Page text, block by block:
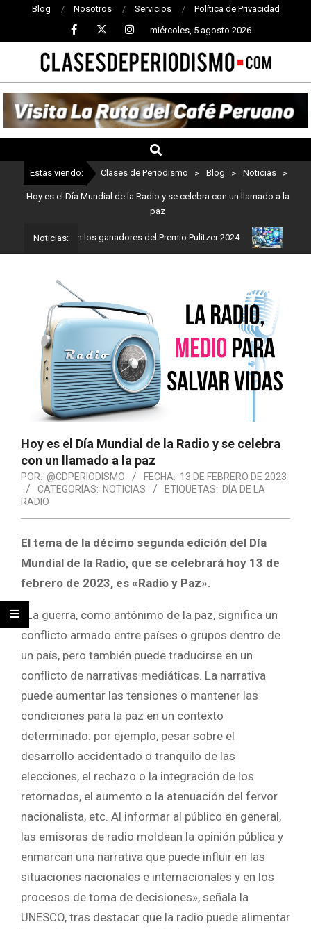
Blog Nosotros Servicios Política de Privacidad
miércoles, 5 agosto 2026
CLASES
DE
PERIODISMO
Estas viendo: Clases de Periodismo > Blog > Noticias >
Hoy es el Día Mundial de la Radio y se celebra con un llamado a la
paz
Noticias:
Estos son los ganadores del Premio Pulitzer 2024 Usuarios
Hoy es el Día Mundial de la Radio y se celebra
con un llamado a la paz
POR: @CDPERIODISMO FECHA: 13 DE FEBRERO DE 2023
CATEGORÍAS: NOTICIAS ETIQUETAS: DÍA DE LA
RADIO
El tema de la décimo segunda edición del Día
Mundial de la Radio, que se celebrará hoy 13 de
febrero de 2023, es «Radio y Paz».
«La guerra, como antónimo de la paz, significa un
conflicto armado entre países o grupos dentro de
un país, pero también puede traducirse en un
conflicto de narrativas mediáticas. La narrativa
puede aumentar las tensiones o mantener las
condiciones para la paz en un contexto
determinado: por ejemplo, pesar sobre el
desarrollo accidentado o tranquilo de las
elecciones, el rechazo o la integración de los
retornados, el aumento o la atenuación del fervor
nacionalista, etc. Al informar al público en general,
las emisoras de radio moldean la opinión pública y
enmarcan una narrativa que puede influir en las
situaciones nacionales e internacionales y en los
procesos de toma de decisiones», señala la
UNESCO, tras destacar que la radio puede alimentar